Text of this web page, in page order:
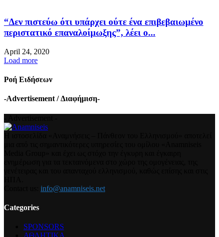
“Δεν πιστεύω ότι υπάρχει ούτε ένα επιβεβαιωμένο
περιστατικό επαναλοίμωξης”, λέει ο...
April 24, 2020
Load more
Ροή Ειδήσεων
-Advertisement / Διαφήμιση-
info@anamniseis.net
Categories
SPONSORS
ΑΘΛΗΤΙΚΑ